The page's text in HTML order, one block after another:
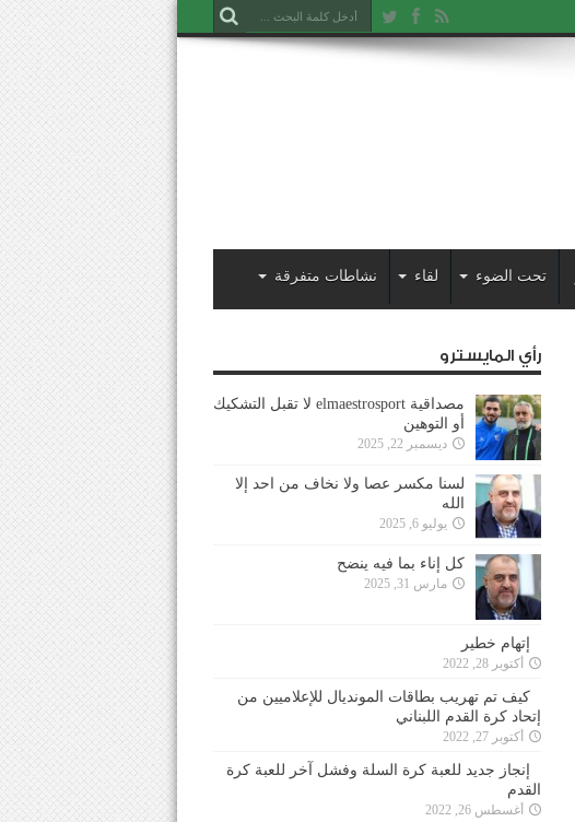
تحت الضوء لقاء نشاطات متفرقة
رأي المايسترو
مصداقية elmaestrosport لا تقبل التشكيك
أو التوهين
ديسمبر 22, 2025
لسنا مكسر عصا ولا نخاف من احد إلا
الله
يوليو 6, 2025
كل إناء بما فيه ينضح
مارس 31, 2025
إتهام خطير
أكتوبر 28, 2022
كيف تم تهريب بطاقات المونديال للإعلاميين من
إتحاد كرة القدم اللبناني
أكتوبر 27, 2022
إنجاز جديد للعبة كرة السلة وفشل آخر للعبة كرة
القدم
أغسطس 26, 2022